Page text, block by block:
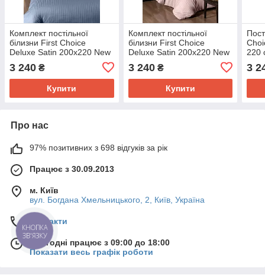
Комплект постільної
білизни First Choice
Deluxe Satin 200х220 New
3 240 ₴
Купити
Комплект постільної
білизни First Choice
Deluxe Satin 200х220 New
3 240₴
Купити
220
3
Про нас
97% позитивних з 698 відгуків за рік
Працює з 30.09.2013
м. Київ
вул. Богдана Хмельницького, 2, Київ, Україна
Контакти
Сьогодні працює з 09:00 до 18:00
Показати весь графік роботи
КНОПКА
ЗВ'ЯЗКУ